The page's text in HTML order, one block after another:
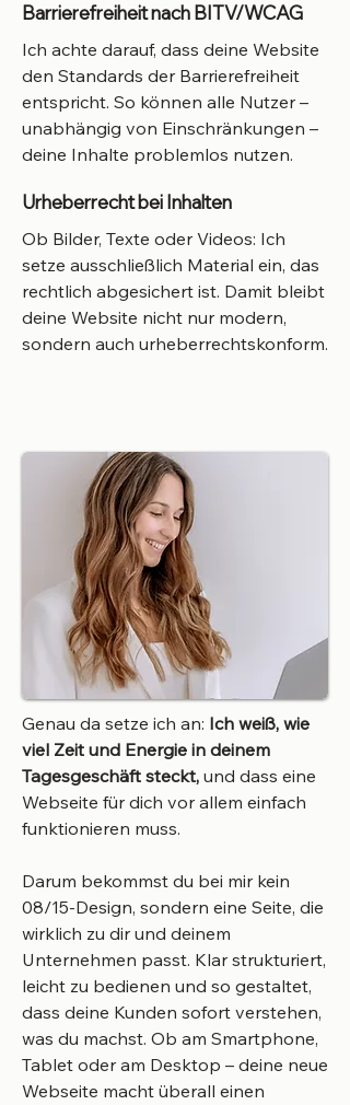
Barrierefreiheit nach BITV/WCAG
Ich achte darauf, dass deine Website
den Standards der Barrierefreiheit
entspricht. So können alle Nutzer –
unabhängig von Einschränkungen –
deine Inhalte problemlos nutzen.
Urheberrecht bei Inhalten
Ob Bilder, Texte oder Videos: Ich
setze ausschließlich Material ein, das
rechtlich abgesichert ist. Damit bleibt
deine Website nicht nur modern,
sondern auch urheberrechtskonform.
Genau da setze ich an: Ich weiß, wie
viel Zeit und Energie in deinem
Tagesgeschäft steckt, und dass eine
Webseite für dich vor allem einfach
funktionieren muss.
Darum bekommst du bei mir kein
08/15-Design, sondern eine Seite, die
wirklich zu dir und deinem
Unternehmen passt. Klar strukturiert,
leicht zu bedienen und so gestaltet,
dass deine Kunden sofort verstehen,
was du machst. Ob am Smartphone,
Tablet oder am Desktop – deine neue
Webseite macht überall einen